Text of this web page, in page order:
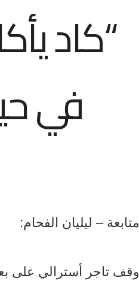
“كاد
في
متابعة – ليليان الفحام:
وقف تاجر أسترالي على